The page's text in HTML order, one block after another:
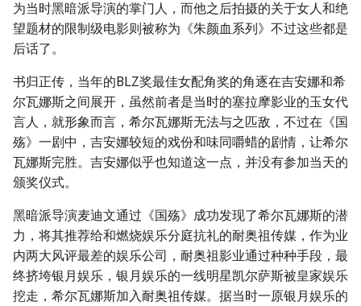
为当时黑暗派导演的掌门人，而他之后拍摄的关于女人和绝
望题材的限制级电影则被称为《朱颜血系列》不过这些都是
后话了。
书归正传，当年的BLZ奖最佳女配角奖的角逐在吉安娜和希
尔瓦娜斯之间展开，虽然前者是当时的塞拉摩影业的玉女代
言人，就形象而言，希尔瓦娜斯无法与之匹敌，不过在《国
殇》一剧中，吉安娜较短的戏份和味同嚼蜡的剧情，让希尔
瓦娜斯完胜。吉安娜似乎也知道这一点，并没有参加当天的
颁奖仪式。
黑暗派导演麦迪文通过《国殇》成功发现了希尔瓦娜斯的潜
力，将其推荐给和燃烧娱乐分庭抗礼的耐奥祖传媒，作为业
内两大风评最差的娱乐公司，耐奥祖影业通过种种手段，最
终挤垮银月娱乐，银月娱乐的一线明星凯尔萨斯被皇家娱乐
挖走，希尔瓦娜斯加入耐奥祖传媒。据当时一原银月娱乐的